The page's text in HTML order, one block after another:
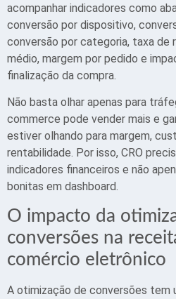
acompanhar indicadores como
conversão por dispositivo,
conversão por categoria, taxa de
médio, margem por pedido e
finalização da compra.
Não basta olhar apenas para
commerce pode vender mais e
estiver olhando para margem,
rentabilidade. Por isso, CRO
indicadores financeiros e não
bonitas em dashboard.
O impacto da
conversões na
comércio eletrônico
A otimização de conversões tem